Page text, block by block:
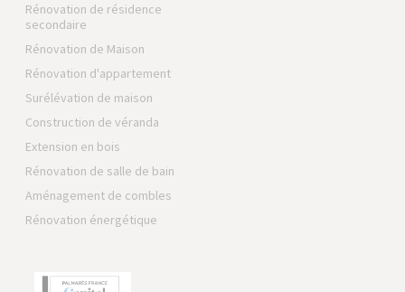
Rénovation de résidence
secondaire
Rénovation de Maison
Rénovation d'appartement
Surélévation de maison
Construction de véranda
Extension en bois
Rénovation de salle de bain
Aménagement de combles
Rénovation énergétique